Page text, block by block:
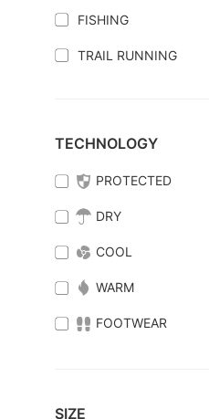
FISHING
TRAIL RUNNING
TECHNOLOGY
PROTECTED
DRY
COOL
WARM
FOOTWEAR
SIZE